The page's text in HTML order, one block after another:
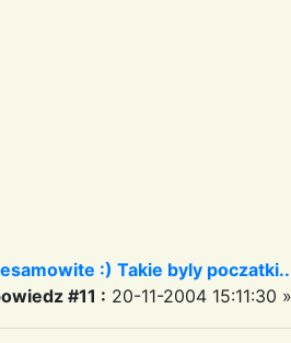
:) Takie byly
#11 : 20-11-2004 15:11:30 »